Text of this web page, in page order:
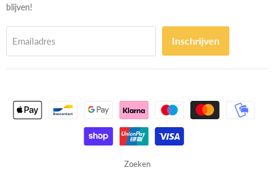
blijven!
Emailadres Inschrijven
Zoeken